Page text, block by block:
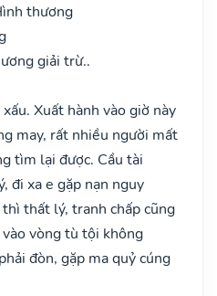
thương
giải trừ..
Xuất hành vào giờ này
may, rất nhiều người mất
tìm lại được. Cầu tài
đi xa e gặp nạn nguy
thất lý, tranh chấp cũng
vòng tù tội không
đòn, gặp ma quỷ cúng